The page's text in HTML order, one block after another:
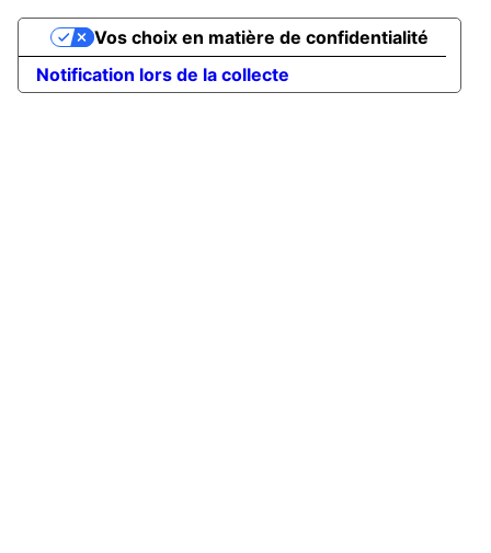
Notification lors de la collecte
Vos choix en matière de confidentialité